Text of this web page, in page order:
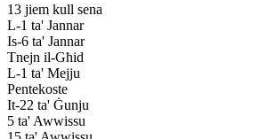
13 jiem kull sena
L-1 ta' Jannar
Is-6 ta' Jannar
Tnejn il-Għid
L-1 ta' Mejju
Pentekoste
It-22 ta' Ġunju
5 ta' Awwissu